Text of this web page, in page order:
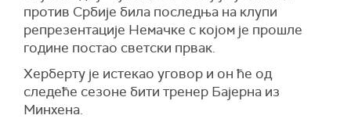
против Србије била последња на клупи
репрезентације Немачке с којом је прошле
године постао светски првак.
Херберту је истекао уговор и он ће од
следеће сезоне бити тренер Бајерна из
Минхена.